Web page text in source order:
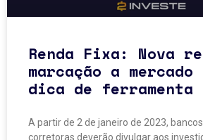
Renda Fixa: Nova
marcação a mercado
dica de ferramenta
A partir de 2 de janeiro de 2023,
corretoras deverão divulgar aos